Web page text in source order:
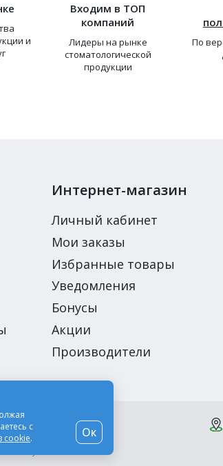
и
Входим в ТОП
компаний
Лидеры на рынке
стоматологической
продукции
По
Интернет-магазин
Личный кабинет
Мои заказы
Избранные товары
Уведомления
Бонусы
Акции
Производители
2003-2026
публичной офертой
с
cookie. Ок